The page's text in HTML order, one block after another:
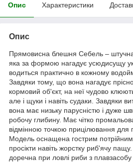
Опис Характеристики
Опис
Прямовисна блешня Себель –
яка за формою нагадує усюдисущу
водиться практично в кожному
Завдяки тому, що вона нагадує
кормовий об'єкт, на неї чудово клюють
але і щуки і навіть судаки. Завдяки
вона має низьку парусністю і дуже
робочу глибину. Має чітко
відмінною точкою прицілювання для
Модель оснащена гострим
просікти навіть жорстку риб'ячу
доречна при ловлі риби з